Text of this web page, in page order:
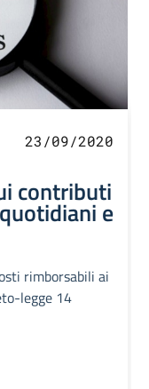
23/09/2020
contributi
e
rimborsabili ai
legge 14